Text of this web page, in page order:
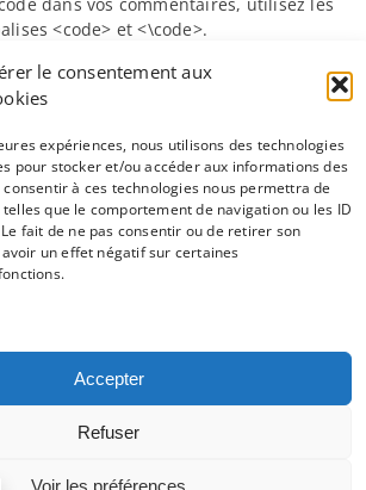
le consentement aux
expériences, nous utilisons des technologies
pour stocker et/ou accéder aux informations des
à ces technologies nous permettra de
que le comportement de navigation ou les ID
fait de ne pas consentir ou de retirer son
un effet négatif sur certaines
Accepter
Refuser
Voir les préférences
<code> et <\code>.
Blast xml en format GenBank »
tous les articles du blog sont sous licence
participer ?
nous !